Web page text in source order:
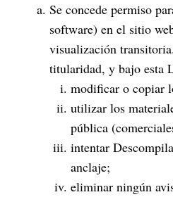
Se concede permiso
software) en el sitio
visualización
titularidad, y bajo esta
modificar o copiar
utilizar los
pública
intentar
anclaje;
eliminar ningún